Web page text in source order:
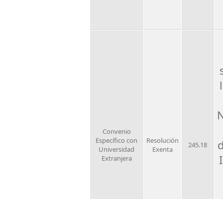
Convenio
Específico con
Universidad
Extranjera
Resolución
Exenta
245.18